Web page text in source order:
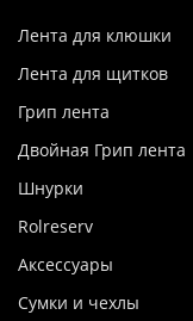
Лента для клюшки
Лента для щитков
Грип лента
Двойная Грип лента
Шнурки
Rolreserv
Аксессуары
Сумки и чехлы